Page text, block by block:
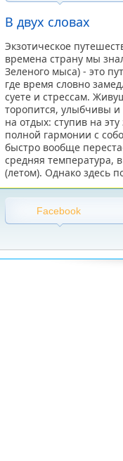
В двух словах
Экзотическое
времена страну мы
Зеленого мыса) - это
где время словно
суете и стрессам.
торопится, улыбчивы
на отдых: ступив на
полной гармонии с
быстро вообще
средняя температура,
(летом). Однако здесь
Facebook